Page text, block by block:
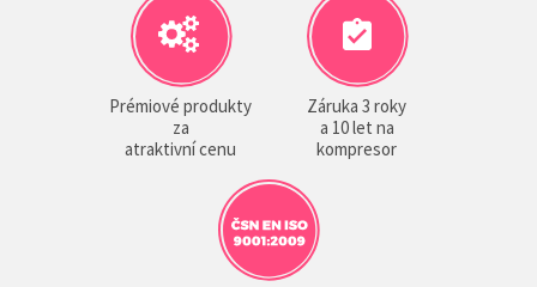
Prémiové produkty
za
atraktivní cenu
Záruka 3 roky
a 10 let na
kompresor